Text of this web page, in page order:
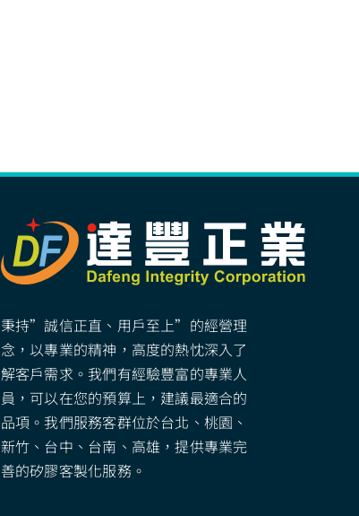
秉持”誠信正直、用戶至上”的經營理
念，以專業的精神，高度的熱忱深入了
解客戶需求。我們有經驗豐富的專業人
員，可以在您的預算上，建議最適合的
品項。我們服務客群位於台北、桃園、
新竹、台中、台南、高雄，提供專業完
善的矽膠客製化服務。